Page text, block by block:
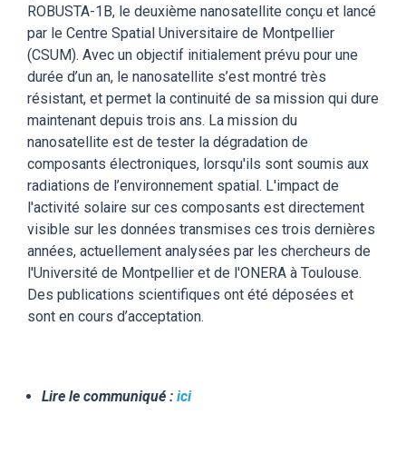
ROBUSTA-1B, le deuxième nanosatellite conçu et lancé
par le Centre Spatial Universitaire de Montpellier
(CSUM). Avec un objectif initialement prévu pour une
durée d’un an, le nanosatellite s’est montré très
résistant, et permet la continuité de sa mission qui dure
maintenant depuis trois ans. La mission du
nanosatellite est de tester la dégradation de
composants électroniques, lorsqu'ils sont soumis aux
radiations de l’environnement spatial. L'impact de
l'activité solaire sur ces composants est directement
visible sur les données transmises ces trois dernières
années, actuellement analysées par les chercheurs de
l'Université de Montpellier et de l'ONERA à Toulouse.
Des publications scientifiques ont été déposées et
sont en cours d’acceptation.
Lire le communiqué : ici